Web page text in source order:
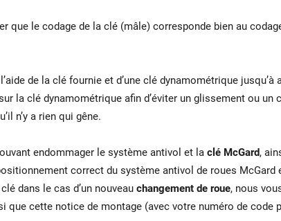
que le codage de la clé (mâle) corresponde bien au
de la clé fournie et d’une clé dynamométrique
la clé dynamométrique afin d’éviter un glissement ou
n’y a rien qui gêne.
endommager le système antivol et la clé McGard,
correct du système antivol de roues
dans le cas d’un nouveau changement de roue, nous
que cette notice de montage (avec votre numéro de code